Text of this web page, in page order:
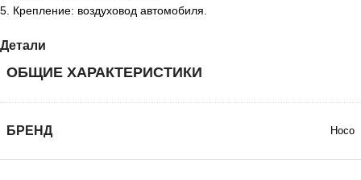
5. Крепление: воздуховод автомобиля.
Детали
ОБЩИЕ ХАРАКТЕРИСТИКИ
БРЕНД Hoco